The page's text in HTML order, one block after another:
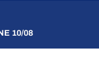
10/08